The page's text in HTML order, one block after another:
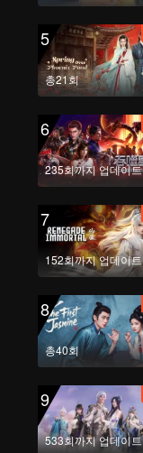
5
총21회
6
235회까지 업데이트
7
152회까지 업데이트
8
총40회
9
533회까지 업데이트